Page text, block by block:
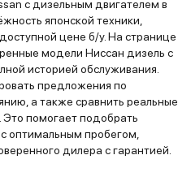
с дизельным двигателем в
японской техники,
цене б/у. На странице
модели Ниссан дизель с
историей обслуживания.
предложения по
а также сравнить реальные
помогает подобрать
оптимальным пробегом,
дилера с гарантией.